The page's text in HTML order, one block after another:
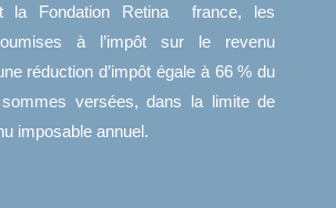
la Fondation Retina france, les
à l’impôt sur le revenu
réduction d’impôt égale à 66 % du
versées, dans la limite de
imposable annuel.